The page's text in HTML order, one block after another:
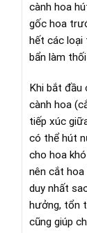
cành hoa
gốc hoa
hết các loại
bẩn làm
Khi bắt đầu
cành hoa
tiếp xúc
có thể hút
cho hoa
nên cắt
duy nhất
hưởng, tổn
cũng giúp